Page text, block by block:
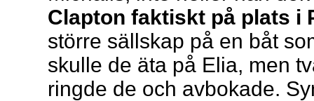
Clapton faktiskt på plats i
större sällskap på en båt
skulle de äta på Elia, men
ringde de och avbokade.